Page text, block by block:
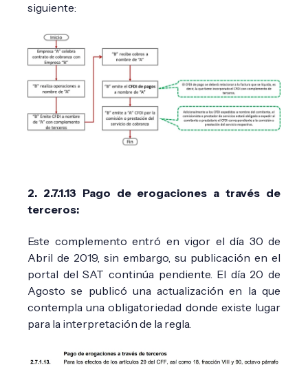
siguiente:
2. 2.7.1.13 Pago de erogaciones a través de
terceros:
Este complemento entró en vigor el día 30 de
Abril de 2019, sin embargo, su publicación en el
portal del SAT continúa pendiente. El día 20 de
Agosto se publicó una actualización en la que
contempla una obligatoriedad donde existe lugar
para la interpretación de la regla.